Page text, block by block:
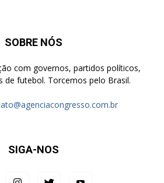
SOBRE NÓS
com governos, partidos políticos,
de futebol. Torcemos pelo Brasil.
SIGA-NOS